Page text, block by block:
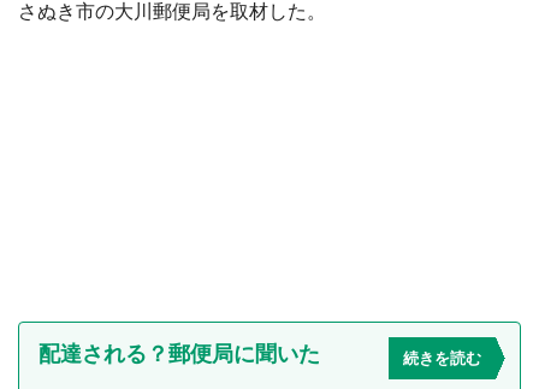
さぬき市の大川郵便局を取材した。
配達される？郵便局に聞いた 続きを読む